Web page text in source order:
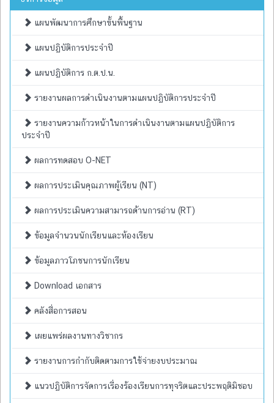
แผนพัฒนาการศึกษาขั้นพื้นฐาน
แผนปฏิบัติการประจำปี
แผนปฏิบัติการ ก.ต.ป.น.
รายงานผลการดำเนินงานตามแผนปฏิบัติการประจำปี
รายงานความก้าวหน้าในการดำเนินงานตามแผนปฏิบัติการ
ประจำปี
ผลการทดสอบ O-NET
ผลการประเมินคุณภาพผู้เรียน (NT)
ผลการประเมินความสามารถด้านการอ่าน (RT)
ข้อมูลจำนวนนักเรียนและห้องเรียน
ข้อมูลภาวโภชนการนักเรียน
Download เอกสาร
คลังสื่อการสอน
เผยแพร่ผลงานทางวิชากร
รายงานการกำกับติดตามการใช้จ่ายงบประมาณ
แนวปฏิบัติการจัดการเรื่องร้องเรียนการทุจริตและประพฤติมิชอบ